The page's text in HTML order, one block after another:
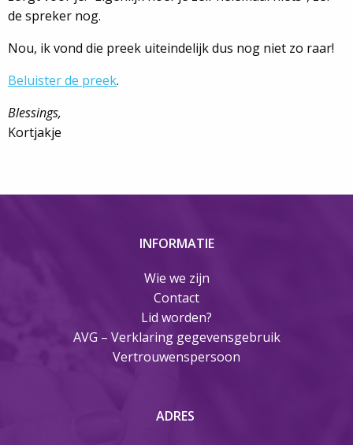
de spreker nog.
Nou, ik vond die preek uiteindelijk dus nog niet zo raar!
Beluister de preek.
Blessings,
Kortjakje
INFORMATIE
Wie we zijn
Contact
Lid worden?
AVG – Verklaring gegevensgebruik
Vertrouwenspersoon
ADRES